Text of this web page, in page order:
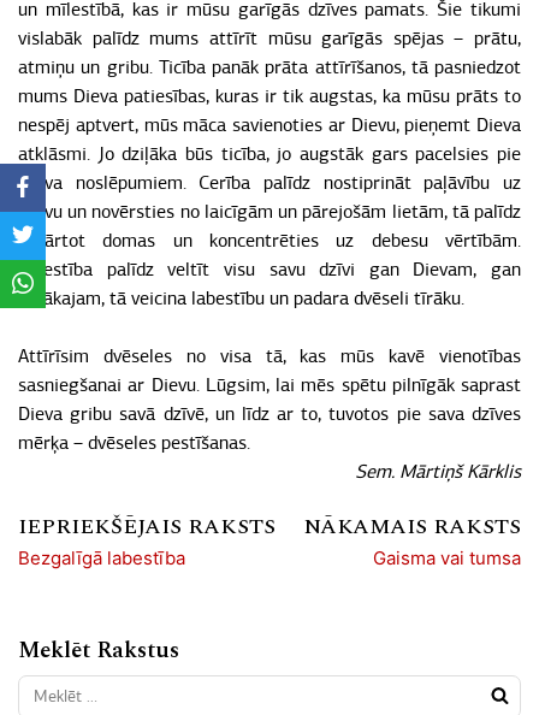
un mīlestībā, kas ir mūsu garīgās dzīves pamats. Šie tikumi
vislabāk palīdz mums attīrīt mūsu garīgās spējas – prātu,
atmiņu un gribu. Ticība panāk prāta attīrīšanos, tā pasniedzot
mums Dieva patiesības, kuras ir tik augstas, ka mūsu prāts to
nespēj aptvert, mūs māca savienoties ar Dievu, pieņemt Dieva
atklāsmi. Jo dziļāka būs ticība, jo augstāk gars pacelsies pie
Dieva noslēpumiem. Cerība palīdz nostiprināt paļāvību uz
Dievu un novērsties no laicīgām un pārejošām lietām, tā palīdz
sakārtot domas un koncentrēties uz debesu vērtībām.
Mīlestība palīdz veltīt visu savu dzīvi gan Dievam, gan
tuvākajam, tā veicina labestību un padara dvēseli tīrāku.
Attīrīsim dvēseles no visa tā, kas mūs kavē vienotības
sasniegšanai ar Dievu. Lūgsim, lai mēs spētu pilnīgāk saprast
Dieva gribu savā dzīvē, un līdz ar to, tuvotos pie sava dzīves
mērķa – dvēseles pestīšanas.
Sem. Mārtiņš Kārklis
IEPRIEKŠĒJAIS RAKSTS
Bezgalīgā labestība
NĀKAMAIS RAKSTS
Gaisma vai tumsa
Meklēt Rakstus